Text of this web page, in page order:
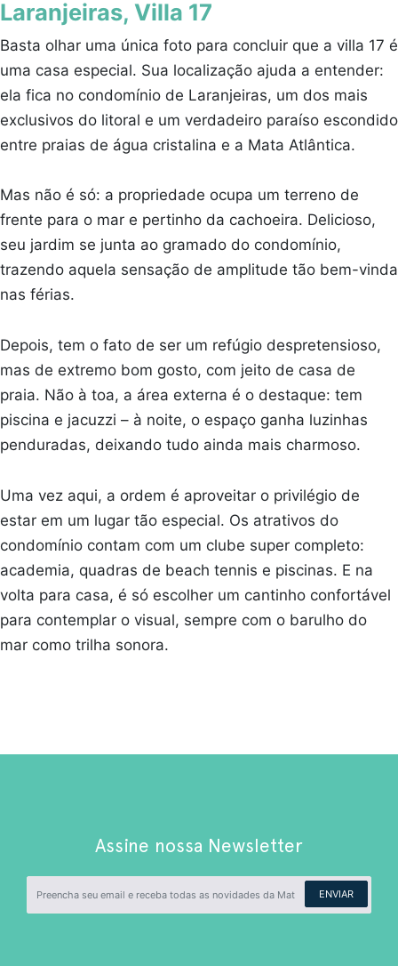
Laranjeiras, Villa 17
Basta olhar uma única foto para concluir que a villa 17 é
uma casa especial. Sua localização ajuda a entender:
ela fica no condomínio de Laranjeiras, um dos mais
exclusivos do litoral e um verdadeiro paraíso escondido
entre praias de água cristalina e a Mata Atlântica.
Mas não é só: a propriedade ocupa um terreno de
frente para o mar e pertinho da cachoeira. Delicioso,
seu jardim se junta ao gramado do condomínio,
trazendo aquela sensação de amplitude tão bem-vinda
nas férias.
Depois, tem o fato de ser um refúgio despretensioso,
mas de extremo bom gosto, com jeito de casa de
praia. Não à toa, a área externa é o destaque: tem
piscina e jacuzzi – à noite, o espaço ganha luzinhas
penduradas, deixando tudo ainda mais charmoso.
Uma vez aqui, a ordem é aproveitar o privilégio de
estar em um lugar tão especial. Os atrativos do
condomínio contam com um clube super completo:
academia, quadras de beach tennis e piscinas. E na
volta para casa, é só escolher um cantinho confortável
para contemplar o visual, sempre com o barulho do
mar como trilha sonora.
Assine nossa Newsletter
ENVIAR